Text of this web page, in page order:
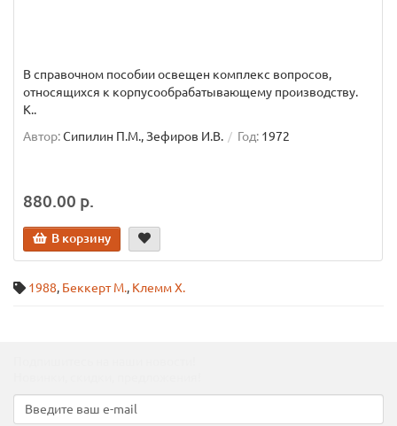
В справочном пособии освещен комплекс вопросов,
относящихся к корпусообрабатывающему производству.
К..
Автор:Сипилин П.М., Зефиров И.В. Год: 1972
880.00 р.
В корзину
1988, Беккерт М., Клемм Х.